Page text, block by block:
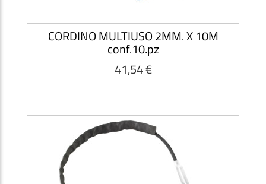
CORDINO MULTIUSO 2MM. X 10M
conf.10.pz
41,54 €